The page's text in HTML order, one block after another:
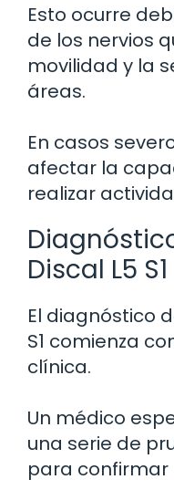
Esto ocurre
de los nervios
movilidad y la
áreas.
En casos
afectar la
realizar
Discal L5 S1
El diagnóstico
S1 comienza
clínica.
Un médico
una serie de
para confirmar